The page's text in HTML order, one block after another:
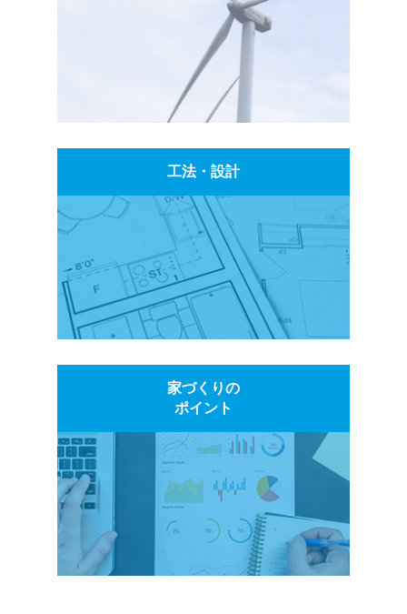
工法・設計
家づくりの
ポイント